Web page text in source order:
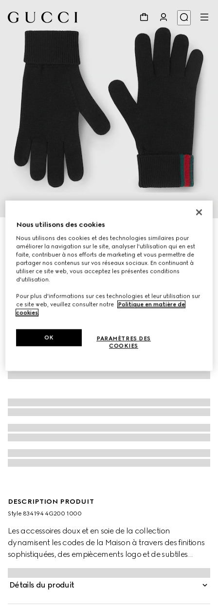
CA$585
Déclinaisonsnoir
DESCRIPTION PRODUIT
Style ‎834194 4G200 1000
Les accessoires doux et en soie de la collection
dynamisent les codes de la Maison à travers des finitions
sophistiquées, des empiècements logo et de subtiles
broderies. Ces gants sont confectionnés en laine avec un
détail bande Web vert et rouge.
Détails du produit
Nous utilisons des cookies
Nous utilisons des cookies et des technologies similaires pour
améliorer la navigation sur le site, analyser l'utilisation qui en est
faite, contribuer à nos efforts de marketing et vous permettre de
partager nos contenus sur vos réseaux sociaux. En continuant à
utiliser ce site web, vous acceptez les présentes conditions
d'utilisation.
Pour plus d'informations sur ces technologies et leur utilisation sur
ce site web, veuillez consulter notre
Politique en matière de
cookies.
PARAMÈTRES DES
COOKIES
OK